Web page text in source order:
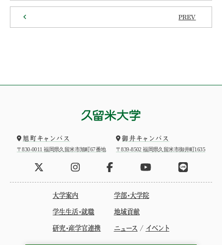
PREV
旭町キャンパス
〒830-0011 福岡県久留米市旭町67番地
御井キャンパス
〒839-8502 福岡県久留米市御井町1635
大学案内 学部・大学院
学生生活・就職 地域貢献
研究・産学官連携 ニュース / イベント